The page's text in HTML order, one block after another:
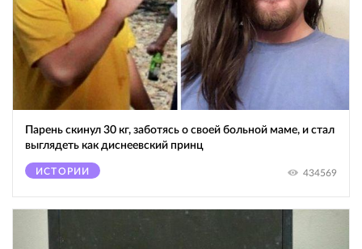
Парень скинул 30 кг, заботясь о своей больной маме, и стал
выглядеть как диснеевский принц
ИСТОРИИ 434569